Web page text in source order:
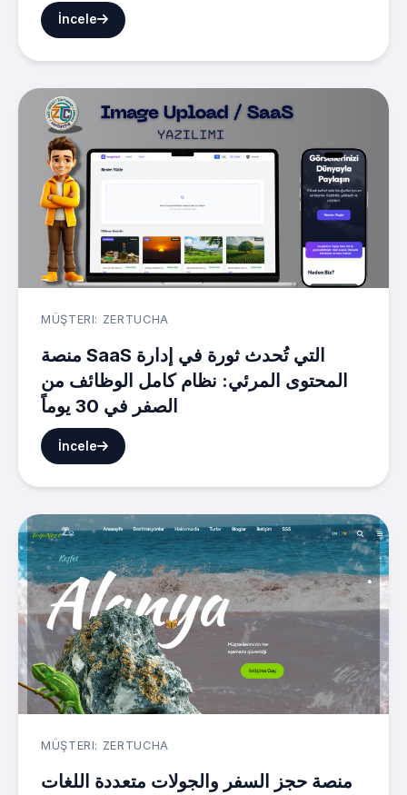
İncele
MÜŞTERI: ZERTUCHA
منصة SaaS التي تُحدث ثورة في إدارة
المحتوى المرئي: نظام كامل الوظائف من
الصفر في 30 يوماً
İncele
MÜŞTERI: ZERTUCHA
منصة حجز السفر والجولات متعددة اللغات